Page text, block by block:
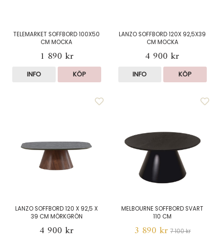
TELEMARKET SOFFBORD 100X50
CM MOCKA
1 890 kr
INFO KÖP
LANZO SOFFBORD 120X 92,5X39
CM MOCKA
4 900 kr
INFO KÖP
LANZO SOFFBORD 120 X 92,5 X
39 CM MÖRKGRÖN
4 900 kr
MELBOURNE SOFFBORD SVART
110 CM
3 890 kr 7 100 kr